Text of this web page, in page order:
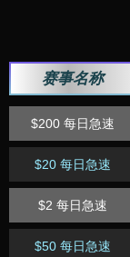
$5.50 五万起始筹码
赛
$30 超深筹快速特别
赛
$3 迷你超深筹快速
赛
$250 每日超级深筹
赛
赛事名称
$200 每日急速
$20 每日急速
$2 每日急速
$50 每日急速